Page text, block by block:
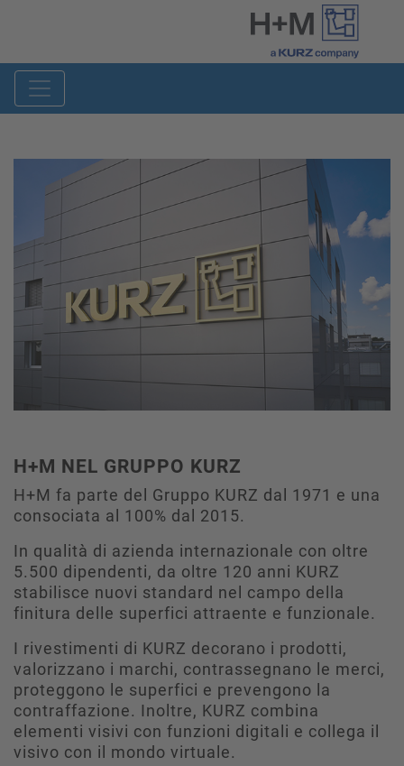
H+M NEL GRUPPO KURZ
H+M fa parte del Gruppo KURZ dal 1971 e una
consociata al 100% dal 2015.
In qualità di azienda internazionale con oltre
5.500 dipendenti, da oltre 120 anni KURZ
stabilisce nuovi standard nel campo della
finitura delle superfici attraente e funzionale.
I rivestimenti di KURZ decorano i prodotti,
valorizzano i marchi, contrassegnano le merci,
proteggono le superfici e prevengono la
contraffazione. Inoltre, KURZ combina
elementi visivi con funzioni digitali e collega il
visivo con il mondo virtuale.